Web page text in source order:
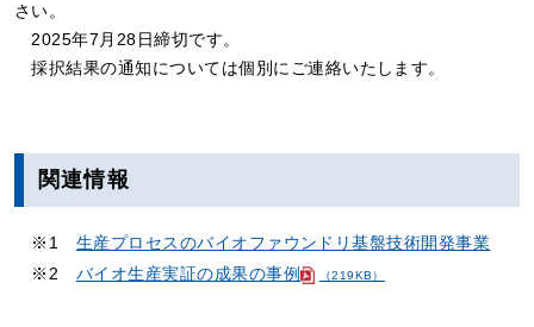
さい。
2025年7月28日締切です。
採択結果の通知については個別にご連絡いたします。
関連情報
※1
生産プロセスのバイオファウンドリ基盤技術開発事業
※2
バイオ生産実証の成果の事例 （219KB）